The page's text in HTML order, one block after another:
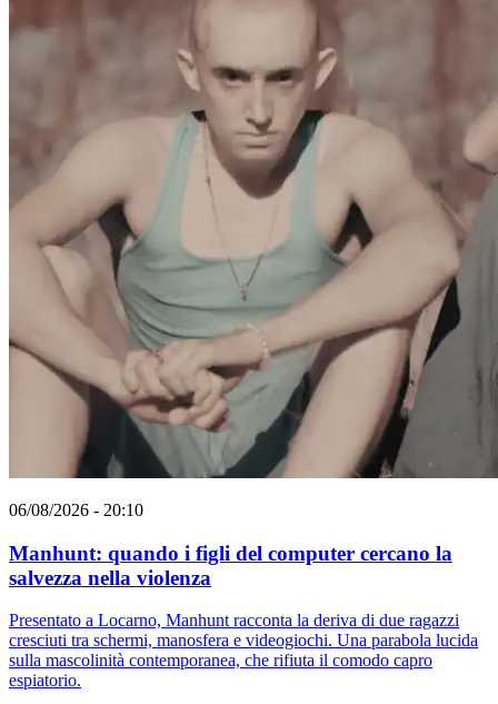
06/08/2026 - 20:10
Manhunt: quando i figli del computer cercano la
salvezza nella violenza
Presentato a Locarno, Manhunt racconta la deriva di due ragazzi
cresciuti tra schermi, manosfera e videogiochi. Una parabola lucida
sulla mascolinità contemporanea, che rifiuta il comodo capro
espiatorio.